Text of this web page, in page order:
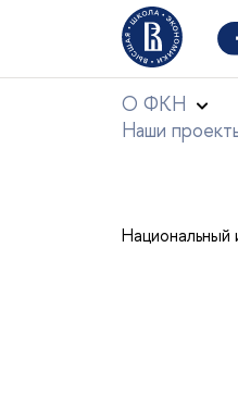
О ФКН
Наши
Национальный